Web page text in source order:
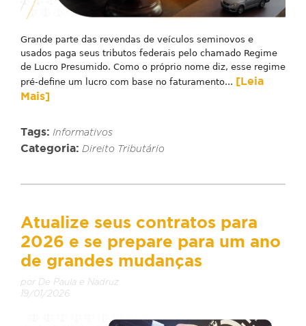
Grande parte das revendas de veículos seminovos e
usados paga seus tributos federais pelo chamado Regime
de Lucro Presumido. Como o próprio nome diz, esse regime
pré-define um lucro com base no faturamento... [Leia
Mais]
Tags: Informativos
Categoria: Direito Tributário
Atualize seus contratos para
2026 e se prepare para um ano
de grandes mudanças
por De Paula e Nadruz
19/01/2026